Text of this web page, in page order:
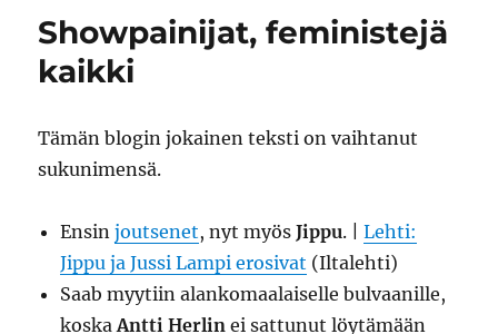
keskustella
Showpainijat, feministejä
kaikki
Tämän blogin jokainen teksti on vaihtanut
sukunimensä.
Ensinjoutsenet, nyt myösJippu. |Lehti:
Jippu ja Jussi Lampi erosivat (Iltalehti)
Saab myytiin alankomaalaiselle bulvaanille,
koskaAntti Herlin ei sattunut löytämään